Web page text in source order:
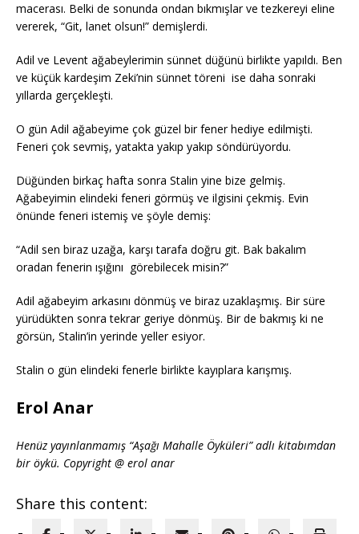
macerası. Belki de sonunda ondan bıkmışlar ve tezkereyi eline
vererek, “Git, lanet olsun!” demişlerdi.
Adil ve Levent ağabeylerimin sünnet düğünü birlikte yapıldı. Ben
ve küçük kardeşim Zeki’nin sünnet töreni ise daha sonraki
yıllarda gerçekleşti.
O gün Adil ağabeyime çok güzel bir fener hediye edilmişti.
Feneri çok sevmiş, yatakta yakıp yakıp söndürüyordu.
Düğünden birkaç hafta sonra Stalin yine bize gelmiş.
Ağabeyimin elindeki feneri görmüş ve ilgisini çekmiş. Evin
önünde feneri istemiş ve şöyle demiş:
“Adil sen biraz uzağa, karşı tarafa doğru git. Bak bakalım
oradan fenerin ışığını görebilecek misin?”
Adil ağabeyim arkasını dönmüş ve biraz uzaklaşmış. Bir süre
yürüdükten sonra tekrar geriye dönmüş. Bir de bakmış ki ne
görsün, Stalin’in yerinde yeller esiyor.
Stalin o gün elindeki fenerle birlikte kayıplara karışmış.
Erol Anar
Henüz yayınlanmamış “Aşağı Mahalle Öyküleri” adlı kitabımdan
bir öykü. Copyright @ erol anar
Share this content: